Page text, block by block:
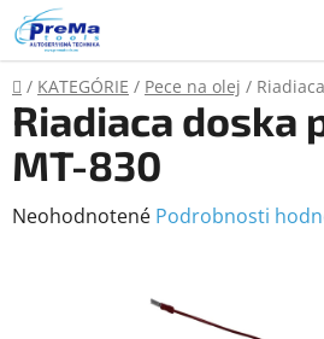
Prejsť
na
obsah
Domov
/ KATEGÓRIE / Pece na olej /
Riadiaca doska
MT-830
Priemerné
Neohodnotené Podrobnosti